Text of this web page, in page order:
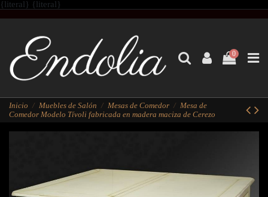
{literal} {literal}
0
Inicio Muebles de Salón Mesas de Comedor
Mesa de
Comedor Modelo Tívoli fabricada en madera maciza de Cerezo